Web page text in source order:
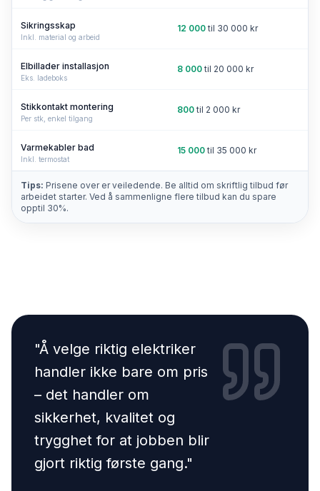
Sikringsskap
Inkl. material og arbeid
12 000 til 30 000 kr
Elbillader installasjon
Eks. ladeboks
8 000 til 20 000 kr
Stikkontakt montering
Per stk, enkel tilgang
800 til 2 000 kr
Varmekabler bad
Inkl. termostat
15 000 til 35 000 kr
Tips: Prisene over er veiledende. Be alltid om skriftlig tilbud før
arbeidet starter. Ved å sammenligne flere tilbud kan du spare
opptil 30%.
"Å velge riktig elektriker
handler ikke bare om pris
– det handler om
sikkerhet, kvalitet og
trygghet for at jobben blir
gjort riktig første gang."